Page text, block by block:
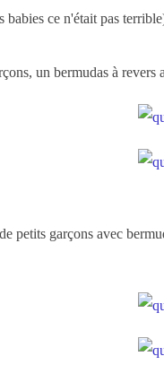
babies ce n'était pas
un bermudas à revers
petits garçons avec